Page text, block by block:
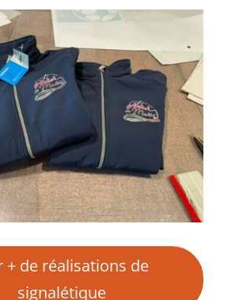
+ de réalisations de
signalétique